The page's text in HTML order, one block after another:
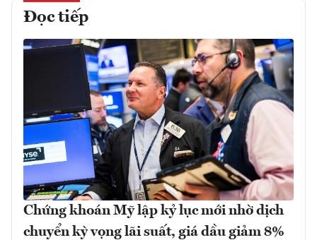
Đọc tiếp
Chứng khoán Mỹ lập kỷ lục mới nhờ dịch
chuyển kỳ vọng lãi suất, giá dầu giảm 8%